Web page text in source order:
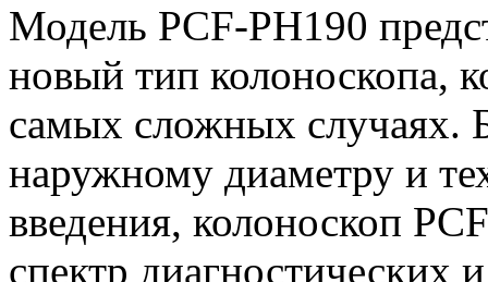
Модель PCF-PH190
новый тип колоноскопа,
самых сложных случаях.
наружному диаметру и
введения, колоноскоп
спектр диагностических